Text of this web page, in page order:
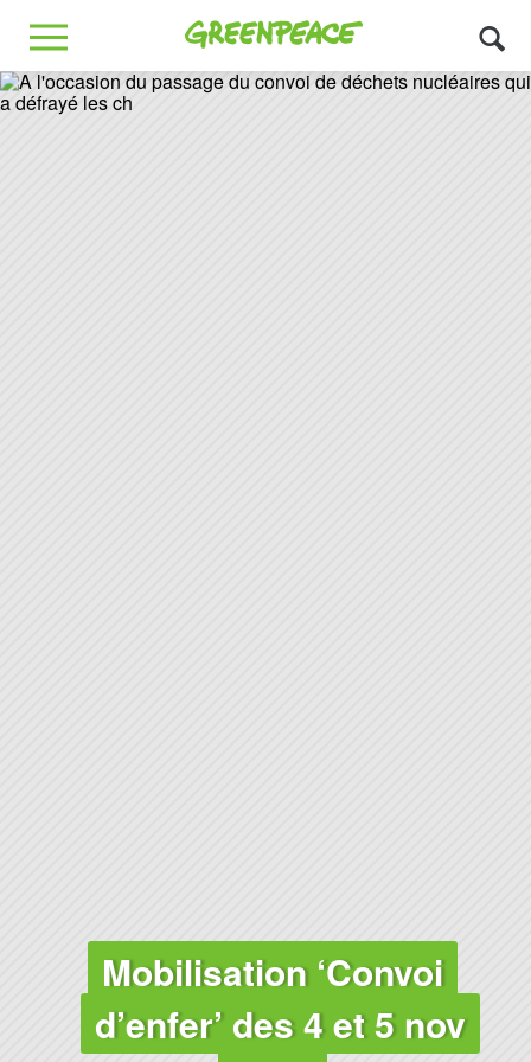
Greenpeace
MENU
Mobilisation ‘Convoi
d’enfer’ des 4 et 5 nov